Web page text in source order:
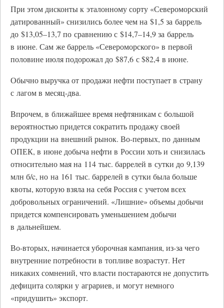
При этом дисконты к эталонному сорту «Североморский
датированный» снизились более чем на $1,5 за баррель
до $13,05–13,7 по сравнению с $14,7–14,9 за баррель
в июне. Сам же баррель «Североморского» в первой
половине июля подорожал до $87,6 с $82,4 в июне.
Обычно выручка от продажи нефти поступает в страну
с лагом в месяц-два.
Впрочем, в ближайшее время нефтяникам с большой
вероятностью придется сократить продажу своей
продукции на внешний рынок. Во-первых, по данным
ОПЕК, в июне добыча нефти в России хоть и снизилась
относительно мая на 114 тыс. баррелей в сутки до 9,139
млн б/c, но на 161 тыс. баррелей в сутки была больше
квоты, которую взяла на себя Россия с учетом всех
добровольных ограничений. «Лишние» объемы добычи
придется компенсировать уменьшением добычи
в дальнейшем.
Во-вторых, начинается уборочная кампания, из-за чего
внутренние потребности в топливе возрастут. Нет
никаких сомнений, что власти постараются не допустить
дефицита солярки у аграриев, и могут немного
«придушить» экспорт.